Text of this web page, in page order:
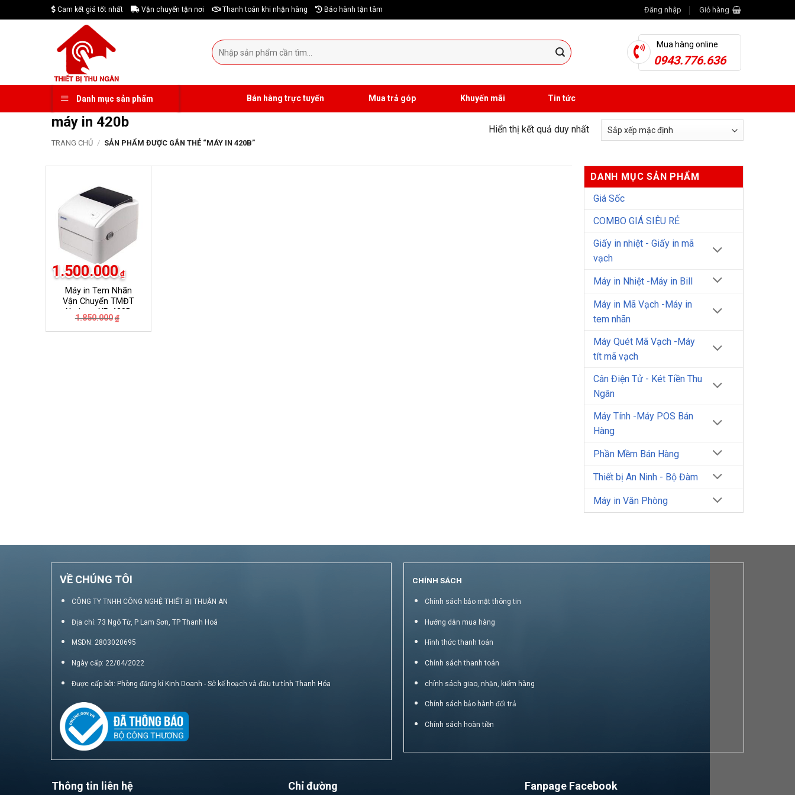
to
Cam kết giá tốt nhất Vận chuyển tận nơi Thanh toán khi nhận hàng Bảo hành tận tâm Đăng nhập Giỏ hàng
Tìm
kiếm:
Mua hàng online
0943.776.636
Danh mục sản phẩm Bán hàng trực tuyến Mua trả góp Khuyến mãi Tin tức
máy in 420b
TRANG CHỦ / SẢN PHẨM ĐƯỢC GẮN THẺ “MÁY IN 420B”
Hiển thị kết quả duy nhất
-19%
Máy in Tem Nhãn
Vận Chuyển TMĐT
Xprinter XP-420B
1.850.000 ₫
là:
1.500.000 ₫
tại
DANH MỤC SẢN PHẨM
Giá Sốc
COMBO GIÁ SIÊU RẺ
Giấy in nhiệt - Giấy in mã
vạch
Máy in Nhiệt -Máy in Bill
Máy in Mã Vạch -Máy in
tem nhãn
Máy Quét Mã Vạch -Máy
tít mã vạch
Cân Điện Tử - Két Tiền Thu
Ngân
Máy Tính -Máy POS Bán
Hàng
Phần Mềm Bán Hàng
Thiết bị An Ninh - Bộ Đàm
Máy in Văn Phòng
VỀ CHÚNG TÔI
CÔNG TY TNHH CÔNG NGHỆ THIẾT BỊ THUẬN AN
Địa chỉ: 73 Ngô Từ, P Lam Sơn, TP Thanh Hoá
MSDN: 2803020695
Ngày cấp: 22/04/2022
Được cấp bởi: Phòng đăng kí Kinh Doanh - Sở kế hoạch và đầu tư tỉnh Thanh Hóa
CHÍNH SÁCH
Chính sách bảo mật thông tin
Hướng dẫn mua hàng
Hình thức thanh toán
Chính sách thanh toán
chính sách giao, nhận, kiểm hàng
Chính sách bảo hành đổi trả
Chính sách hoàn tiền
Thông tin liên hệ Chỉ đường Fanpage Facebook